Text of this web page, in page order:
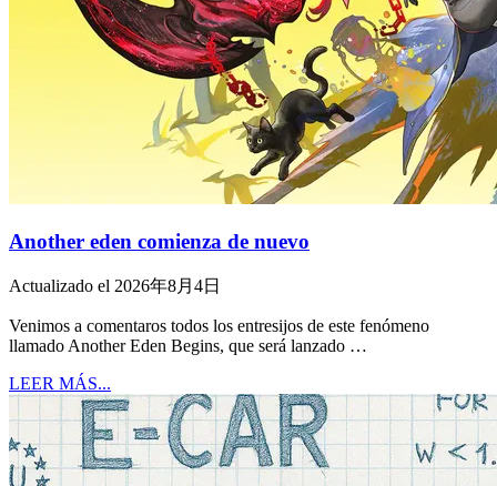
Another eden comienza de nuevo
Actualizado el 2026年8月4日
Venimos a comentaros todos los entresijos de este fenómeno
llamado Another Eden Begins, que será lanzado …
LEER MÁS...